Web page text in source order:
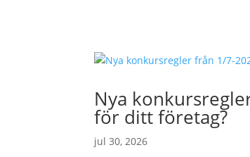
Nya
för ditt företag?
jul 30, 2026